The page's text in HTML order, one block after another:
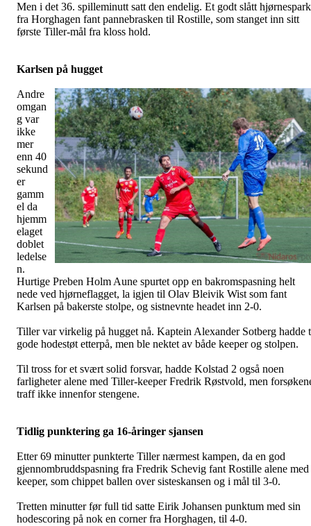
Men i det 36. spilleminutt satt den endelig. Et godt slått hjørnespark
fra Horghagen fant pannebrasken til Rostille, som stanget inn sitt
første Tiller-mål fra kloss hold.
Karlsen på hugget
Andre
omgan
g var
ikke
mer
enn 40
sekund
er
gamm
el da
hjemm
elaget
doblet
ledelse
n.
Hurtige Preben Holm Aune spurtet opp en bakromspasning helt
nede ved hjørneflagget, la igjen til Olav Bleivik Wist som fant
Karlsen på bakerste stolpe, og sistnevnte headet inn 2-0.
Tiller var virkelig på hugget nå. Kaptein Alexander Sotberg hadde
gode hodestøt etterpå, men ble nektet av både keeper og stolpen.
Til tross for et svært solid forsvar, hadde Kolstad 2 også noen
farligheter alene med Tiller-keeper Fredrik Røstvold, men
traff ikke innenfor stengene.
Tidlig punktering ga 16-åringer sjansen
Etter 69 minutter punkterte Tiller nærmest kampen, da en god
gjennombruddspasning fra Fredrik Schevig fant Rostille alene med
keeper, som chippet ballen over sisteskansen og i mål til 3-0.
Tretten minutter før full tid satte Eirik Johansen punktum med sin
hodescoring på nok en corner fra Horghagen, til 4-0.